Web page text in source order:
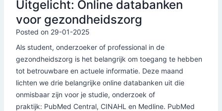
Uitgelicht: Online databanken
voor gezondheidszorg
Posted on 29-01-2025
Als student, onderzoeker of professional in de
gezondheidszorg is het belangrijk om toegang te hebben
tot betrouwbare en actuele informatie. Deze maand
lichten we drie belangrijke online databanken uit die
onmisbaar zijn voor je studie, onderzoek of
praktijk: PubMed Central, CINAHL en Medline. PubMed